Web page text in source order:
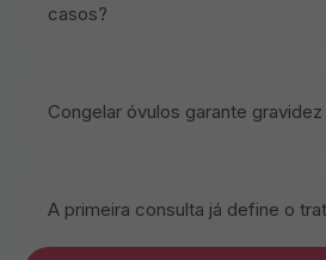
casos?
Congelar óvulos garante
A primeira consulta já define o